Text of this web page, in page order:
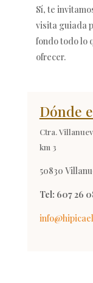
Sí, te
visita guiada
fondo todo lo
ofrecer.
Dónde
Ctra.
km 3
50830
Tel: 607 26